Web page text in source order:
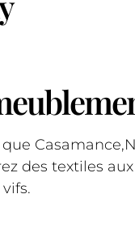
des textiles